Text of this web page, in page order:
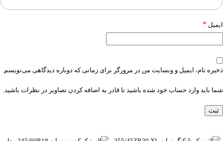
ایمیل *
ذخیره نام، ایمیل و وبسایت من در مرورگر برای زمانی که دوباره دیدگاهی می‌نویسم.
شما باید وارد حساب خود شده باشید تا قادر به اضافه کردن تصاویر در نظرات باشید.